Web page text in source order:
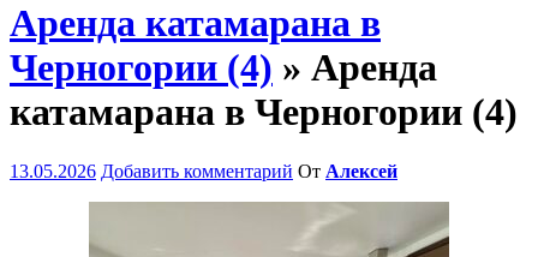
Аренда катамарана в
Черногории (4) » Аренда
катамарана в Черногории (4)
13.05.2026 Добавить комментарий От Алексей